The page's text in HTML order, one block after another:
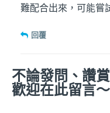
難配合出來，可能嘗
回覆
不論發問、讚
歡迎在此留言～